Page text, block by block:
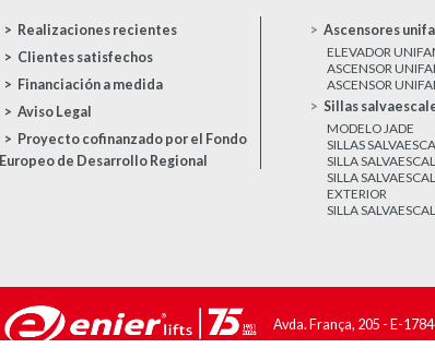
Realizaciones recientes
Clientes satisfechos
Financiación a medida
Aviso Legal
Proyecto cofinanzado por el Fondo
Europeo de Desarrollo Regional
Ascensores
ELEVADOR
ASCENSOR
ASCENSOR
Sillas
MODELO JADE
SILLAS
SILLA
SILLA
EXTERIOR
SILLA
Avda. França, 205 - E-